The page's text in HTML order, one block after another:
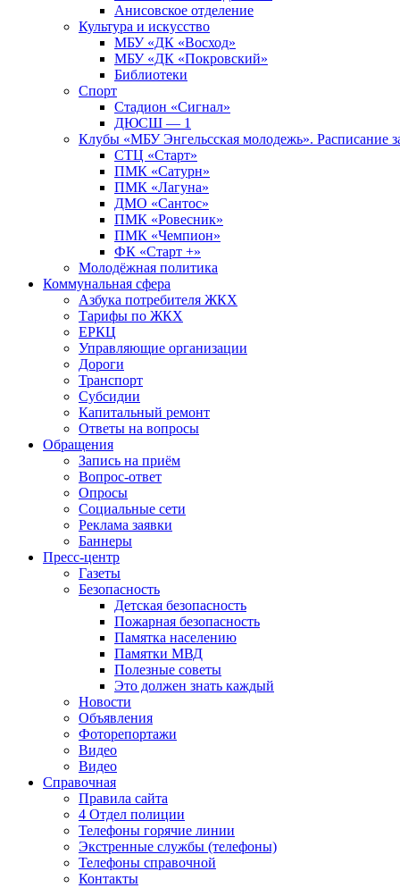
Анисовское отделение
Культура и искусство
МБУ «ДК «Восход»
МБУ «ДК «Покровский»
Библиотеки
Спорт
Стадион «Сигнал»
ДЮСШ — 1
Клубы «МБУ Энгельсская молодежь». Расписание
СТЦ «Старт»
ПМК «Сатурн»
ПМК «Лагуна»
ДМО «Сантос»
ПМК «Ровесник»
ПМК «Чемпион»
ФК «Старт +»
Молодёжная политика
Коммунальная сфера
Азбука потребителя ЖКХ
Тарифы по ЖКХ
ЕРКЦ
Управляющие организации
Дороги
Транспорт
Субсидии
Капитальный ремонт
Ответы на вопросы
Обращения
Запись на приём
Вопрос-ответ
Опросы
Социальные сети
Реклама заявки
Баннеры
Пресс-центр
Газеты
Безопасность
Детская безопасность
Пожарная безопасность
Памятка населению
Памятки МВД
Полезные советы
Это должен знать каждый
Новости
Объявления
Фоторепортажи
Видео
Видео
Справочная
Правила сайта
4 Отдел полиции
Телефоны горячие линии
Экстренные службы (телефоны)
Телефоны справочной
Контакты